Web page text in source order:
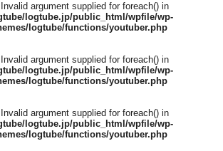
argument supplied for foreach() in
logtube.jp/public_html/wpfile/wp-
logtube/functions/youtuber.php
argument supplied for foreach() in
logtube.jp/public_html/wpfile/wp-
logtube/functions/youtuber.php
argument supplied for foreach() in
logtube.jp/public_html/wpfile/wp-
logtube/functions/youtuber.php